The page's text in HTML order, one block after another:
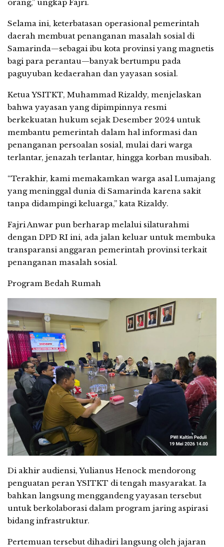
orang,” ungkap Fajri.
Selama ini, keterbatasan operasional pemerintah
daerah membuat penanganan masalah sosial di
Samarinda—sebagai ibu kota provinsi yang magnetis
bagi para perantau—banyak bertumpu pada
paguyuban kedaerahan dan yayasan sosial.
Ketua YSITKT, Muhammad Rizaldy, menjelaskan
bahwa yayasan yang dipimpinnya resmi
berkekuatan hukum sejak Desember 2024 untuk
membantu pemerintah dalam hal informasi dan
penanganan persoalan sosial, mulai dari warga
terlantar, jenazah terlantar, hingga korban musibah.
“Terakhir, kami memakamkan warga asal Lumajang
yang meninggal dunia di Samarinda karena sakit
tanpa didampingi keluarga,” kata Rizaldy.
Fajri Anwar pun berharap melalui silaturahmi
dengan DPD RI ini, ada jalan keluar untuk membuka
transparansi anggaran pemerintah provinsi terkait
penanganan masalah sosial.
Program Bedah Rumah
Di akhir audiensi, Yulianus Henock mendorong
penguatan peran YSITKT di tengah masyarakat. Ia
bahkan langsung menggandeng yayasan tersebut
untuk berkolaborasi dalam program jaring aspirasi
bidang infrastruktur.
Pertemuan tersebut dihadiri langsung oleh jajaran